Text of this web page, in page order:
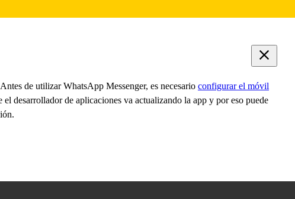
de utilizar WhatsApp Messenger, es necesario configurar el móvil
el desarrollador de aplicaciones va actualizando la app y por eso puede